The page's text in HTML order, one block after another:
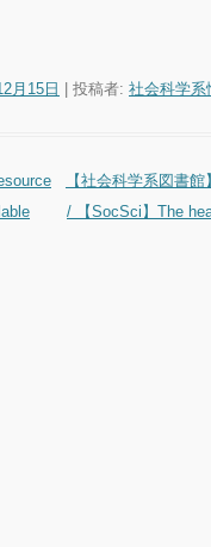
月15日 投稿者: 社会科学系
【社会科学系図書
/ 【SocSci】The